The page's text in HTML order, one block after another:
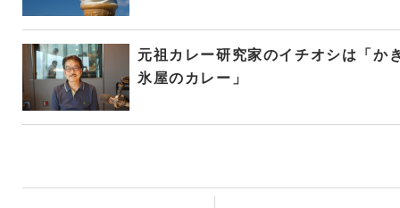
元祖カレー研究家のイチオシは「か
氷屋のカレー」